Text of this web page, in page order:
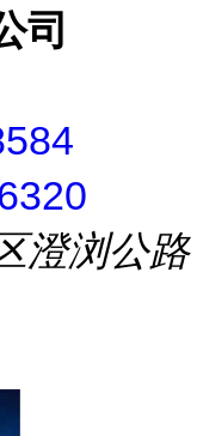
司
澄浏公路